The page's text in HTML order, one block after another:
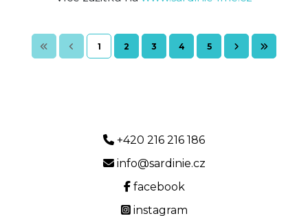
1 2 3 4 5
+420 216 216 186
info@sardinie.cz
facebook
instagram